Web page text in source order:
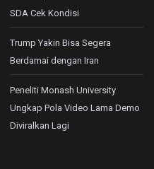
SDA Cek Kondisi
Trump Yakin Bisa Segera
Berdamai dengan Iran
Peneliti Monash University
Ungkap Pola Video Lama Demo
Diviralkan Lagi